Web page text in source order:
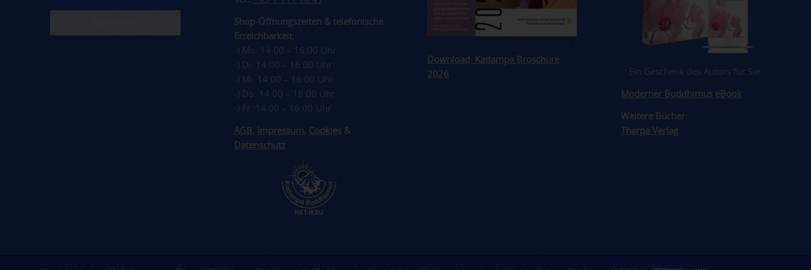
Shop-Öffnungszeiten & telefonische
Erreichbarkeit:
-) Mo: 14:00 – 16:00 Uhr
-) Di: 14:00 – 16:00 Uhr
-) Mi: 14:00 – 16:00 Uhr
-) Do: 14:00 – 16:00 Uhr
-) Fr: 14:00 – 16:00 Uhr
AGB , Impressum, Cookies&
Datenschutz
Download: Kadampa Broschüre
2026
Ein Geschenk des Autors für Sie.
Moderner Buddhimus eBook
Weitere Bücher:
Tharpa Verlag